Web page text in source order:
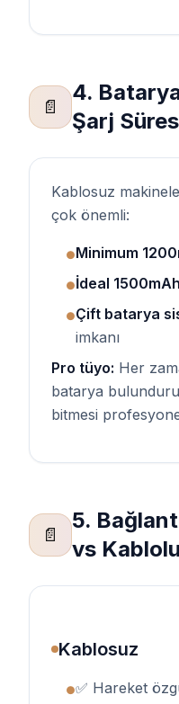
📄
4.
Şarj
Kablosuz
çok önemli:
●Minimum
●İdeal
●Çift batarya
imkanı
Pro tüyo: Her
batarya
bitmesi
📄
5.
vs Kablolu
Kablosuz
●✅ Hareket